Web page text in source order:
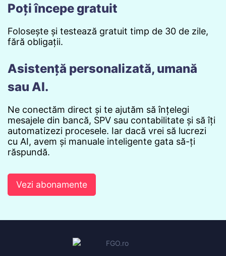
Poți începe gratuit
Folosește și testează gratuit timp de 30 de zile,
fără obligații.
Asistență personalizată, umană
sau AI.
Ne conectăm direct și te ajutăm să înțelegi
mesajele din bancă, SPV sau contabilitate și să îți
automatizezi procesele. Iar dacă vrei să lucrezi
cu AI, avem și manuale inteligente gata să-ți
răspundă.
Vezi abonamente